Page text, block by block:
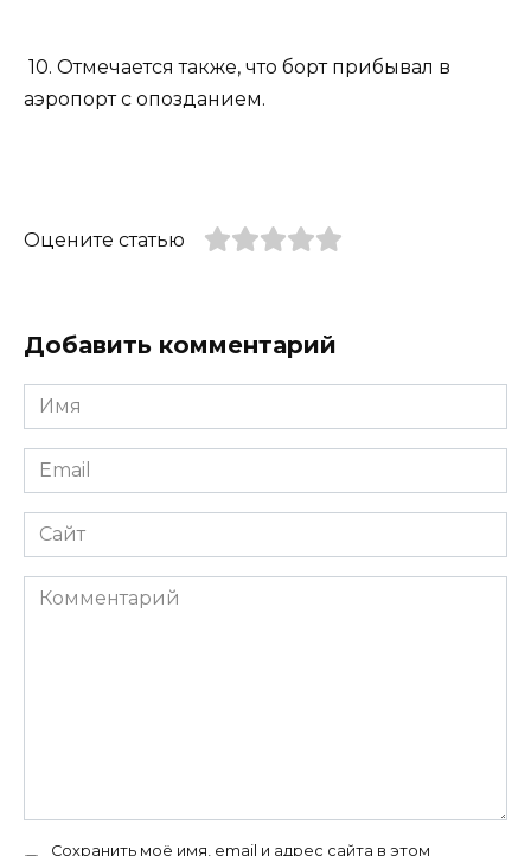
10. Отмечается также, что борт прибывал в
аэропорт с опозданием.
Оцените статью
Добавить комментарий
Имя
*
Email
*
Сайт
Комментарий
Сохранить моё имя, email и адрес сайта в этом